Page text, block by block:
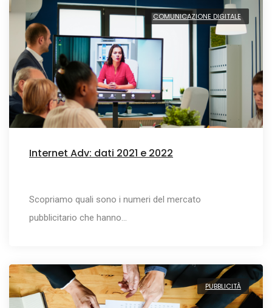
COMUNICAZIONE DIGITALE
Internet Adv: dati 2021 e 2022
Scopriamo quali sono i numeri del mercato
pubblicitario che hanno…
PUBBLICITÀ